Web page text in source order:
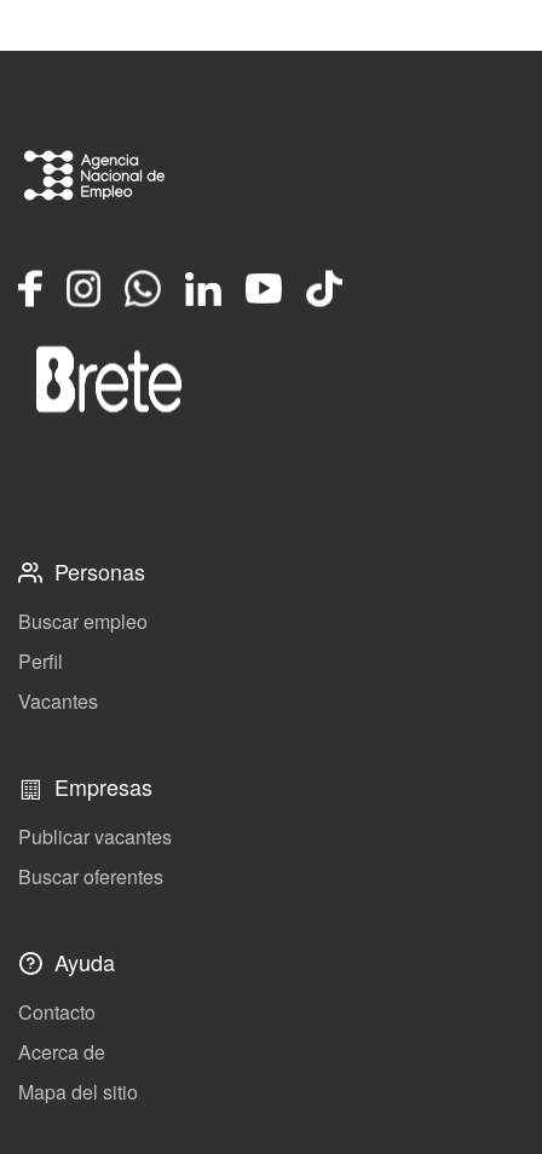
FacebookInstagramWhatsappLinkedInYouTube
TikTok
Personas
Buscar empleo
Perfil
Vacantes
Empresas
Publicar vacantes
Buscar oferentes
Ayuda
Contacto
Acerca de
Mapa del sitio